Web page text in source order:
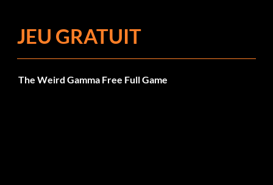
JEU GRATUIT
The Weird Gamma Free Full Game